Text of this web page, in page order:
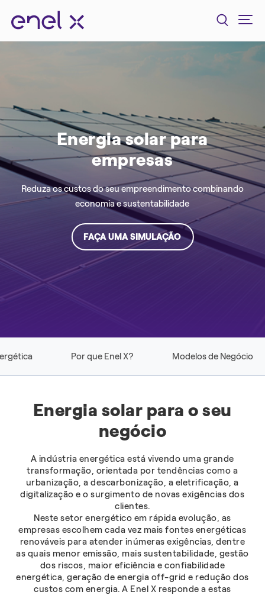
Energia solar para
empresas
Reduza os custos do seu empreendimento combinando
economia e sustentabilidade
FAÇA UMA SIMULAÇÃO
Por que Enel X? Modelos de Negócio
Energia solar para o seu
negócio
A indústria energética está vivendo uma grande
transformação, orientada por tendências como a
urbanização, a descarbonização, a eletrificação, a
digitalização e o surgimento de novas exigências dos
clientes.
Neste setor energético em rápida evolução, as
empresas escolhem cada vez mais fontes energéticas
renováveis para atender inúmeras exigências, dentre
as quais menor emissão, mais sustentabilidade, gestão
dos riscos, maior eficiência e confiabilidade
energética, geração de energia off-grid e redução dos
custos com energia. A Enel X responde a estas